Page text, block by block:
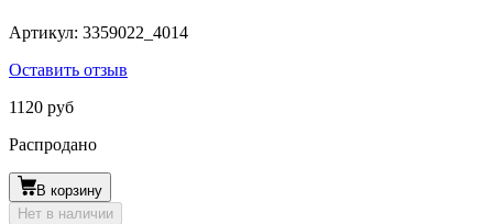
Артикул: 3359022_4014
Оставить отзыв
1120 руб
Распродано
В корзину
Нет в наличии